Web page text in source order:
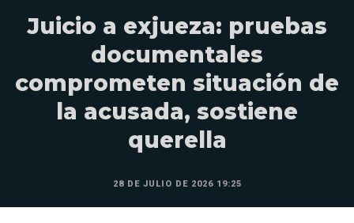
Juicio a exjueza: pruebas
documentales
comprometen situación de
la acusada, sostiene
querella
28 DE JULIO DE 2026 19:25